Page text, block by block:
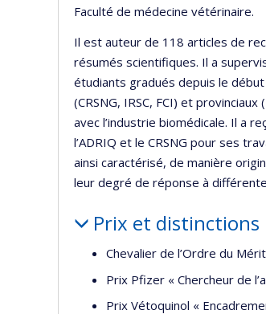
Faculté de médecine vétérinaire.
Il est auteur de 118 articles de
résumés scientifiques. Il a
étudiants gradués depuis le
(CRSNG, IRSC, FCI) et
avec l’industrie biomédicale. Il a
l’ADRIQ et le CRSNG pour ses
ainsi caractérisé, de manière
leur degré de réponse à
Prix et distinctions
Chevalier de l’Ordre du
Prix Pfizer « Chercheur de
Prix Vétoquinol «